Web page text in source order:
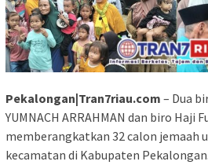
Pekalongan|Tran7riau.com – Dua
YUMNACH ARRAHMAN dan biro Haji
memberangkatkan 32 calon jemaah
kecamatan di Kabupaten